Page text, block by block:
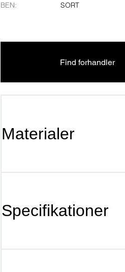
BEN: SORT
Find forhandler
Materialer
Specifikationer